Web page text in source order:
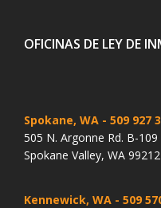
OFICINAS DE LEY DE
Spokane, WA - 509 927
505 N. Argonne Rd. B-109
Spokane Valley, WA 99212
Kennewick, WA - 509